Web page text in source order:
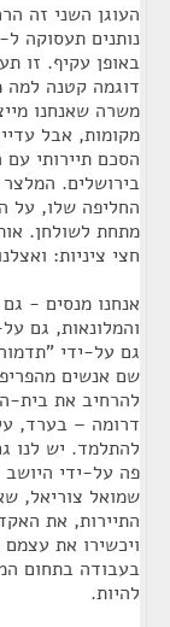
העוגן השני זה
באופן עקיף. זו
דוגמה קטנה למה
משרה שאנחנו
מקומות, אבל
הסכם תיירותי עם
בירושלים.
החליפה שלו, על
מתחת לשולחן.
חצי ציניות:
אנחנו מנסים -
והמלונאות, גם
גם על-ידי
שם אנשים
להרחיב את בית-
דרומה – בערד,
להתלמד. יש לנו
פה על-ידי
שמואל צוריאל,
התיירות, את
ויכשירו את
בעבודה בתחום
להיות.